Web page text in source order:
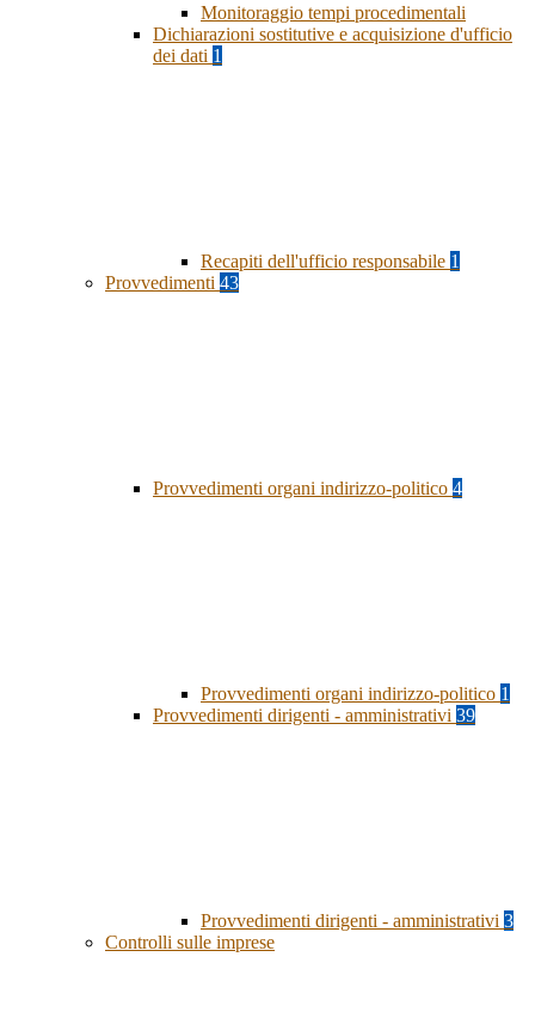
Monitoraggio tempi procedimentali
Dichiarazioni sostitutive e acquisizione d'ufficio
dei dati 1
Recapiti dell'ufficio responsabile 1
Provvedimenti 43
Provvedimenti organi indirizzo-politico 4
Provvedimenti organi indirizzo-politico 1
Provvedimenti dirigenti - amministrativi 39
Provvedimenti dirigenti - amministrativi 3
Controlli sulle imprese